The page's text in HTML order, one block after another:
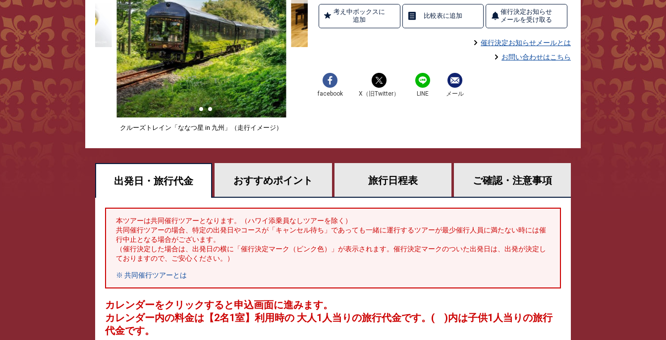
クルーズトレイン「ななつ星 in 九州」（走行イメージ）
考え中ボックスに
追加
比較表に追加
催行決定お知らせ
メールを受け取る
催行決定お知らせメールとは
お問い合わせはこちら
facebook X（旧Twitter） LINE メール
出発日・ 旅行代金 おすすめポイント 旅行日程表 ご確認・ 注意事項
本ツアーは共同催行ツアーとなります。（ハワイ添乗員なしツアーを除く）
共同催行ツアーの場合、特定の出発日やコースが「キャンセル待ち」であっても一緒に運行するツアーが最少催行人員に満たない時には催
行中止となる場合がございます。
（催行決定した場合は、出発日の横に「催行決定マーク（ピンク色）」が表示されます。催行決定マークのついた出発日は、出発が決定し
ておりますので、ご安心ください。）
※ 共同催行ツアーとは
カレンダーをクリックすると申込画面に進みます。
カレンダー内の料金は 【2名1室】利用時の 大人1人当りの旅行代金です。 ( )内は子供1人当りの旅行
代金です。